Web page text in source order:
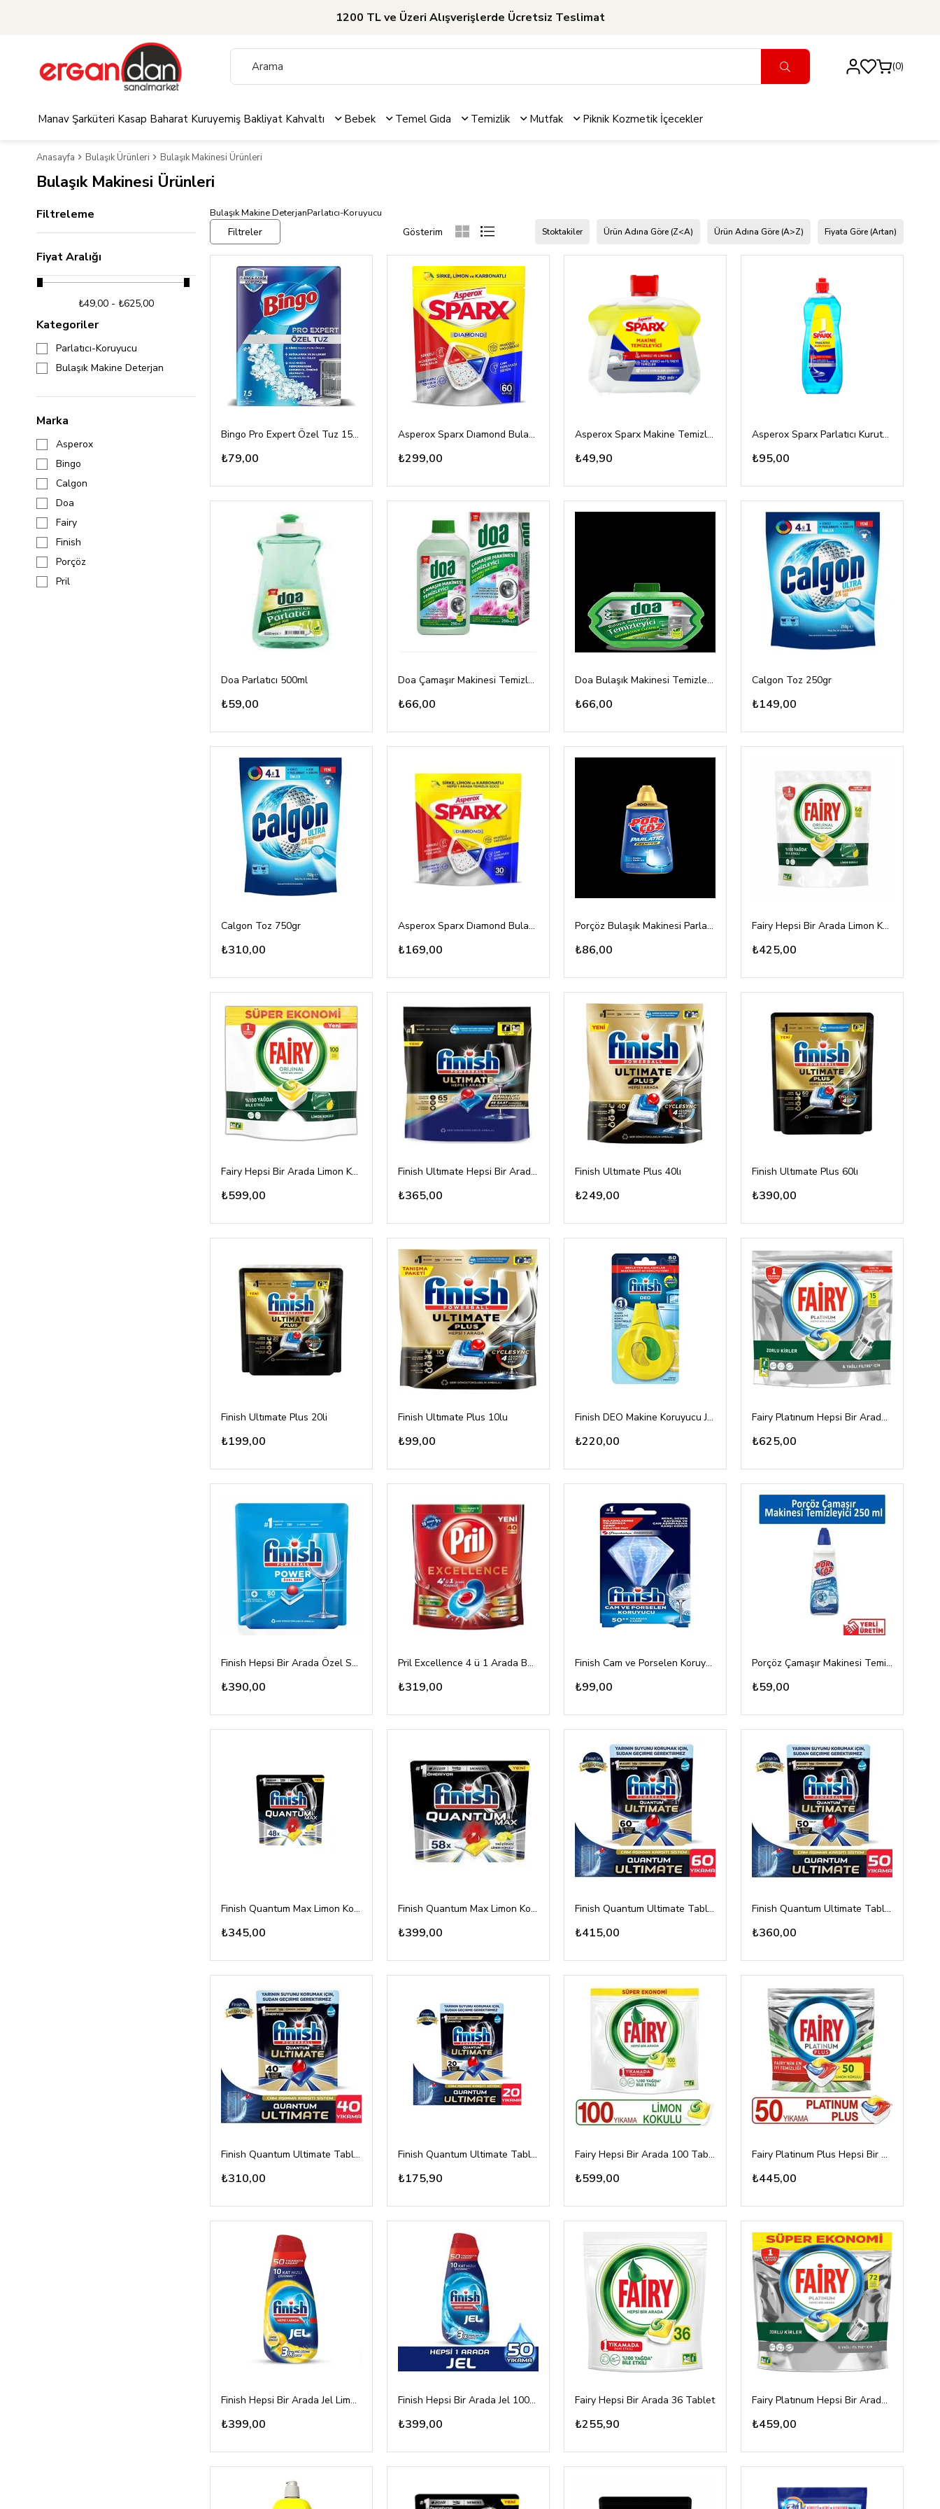
1200 TL ve Üzeri Alışverişlerde Ücretsiz Teslimat
0
Manav Şarküteri Kasap Baharat Kuruyemiş Bakliyat Kahvaltı Bebek Temel Gıda Temizlik Mutfak Piknik Kozmetik İçecekler
Anasayfa Bulaşık Ürünleri Bulaşık Makinesi Ürünleri
Bulaşık Makinesi Ürünleri
Filtreleme
Fiyat Aralığı
₺49,00 - ₺625,00
Kategoriler
Parlatıcı-Koruyucu
Bulaşık Makine Deterjan
Marka
Asperox
Bingo
Calgon
Doa
Fairy
Finish
Porçöz
Pril
Bulaşık Makine DeterjanParlatıcı-Koruyucu
Fiyata Göre (Artan)
Ürün Adına Göre (A>Z)
Ürün Adına Göre (Z<A)
Stoktakiler
Filtreler
Bingo Pro Expert Özel Tuz 1500gr
₺79,00
Asperox Sparx Dıamond Bulaşık Makina Tableti 60lı
₺299,00
Asperox Sparx Makine Temizleyici 250ml
₺49,90
Asperox Sparx Parlatıcı Kurutucu 750ml
₺95,00
Doa Parlatıcı 500ml
₺59,00
Doa Çamaşır Makinesi Temizleyici 250ml
₺66,00
Doa Bulaşık Makinesi Temizleyici 250ml
₺66,00
Calgon Toz 250gr
₺149,00
Calgon Toz 750gr
₺310,00
Asperox Sparx Dıamond Bulaşık Makina Tableti 30lu
₺169,00
Porçöz Bulaşık Makinesi Parlatıcı 500ml
₺86,00
Fairy Hepsi Bir Arada Limon Kokulu 60 Tablet
₺425,00
Fairy Hepsi Bir Arada Limon Kokulu 100 Tablet
₺599,00
Finish Ultımate Hepsi Bir Arada 65'li
₺365,00
Finish Ultımate Plus 40lı
₺249,00
Finish Ultımate Plus 60lı
₺390,00
Finish Ultımate Plus 20li
₺199,00
Finish Ultımate Plus 10lu
₺99,00
Finish DEO Makine Koruyucu Jel Limon Ferahlığı 4ml
₺220,00
Fairy Platınum Hepsi Bir Arada Platinium 15 Tablet
₺625,00
Finish Hepsi Bir Arada Özel Seri 80 Tablet
₺390,00
Pril Excellence 4 ü 1 Arada Bulaşık Makinesi Tablet 40'lı
₺319,00
Finish Cam ve Porselen Koruyucu 30gr
₺99,00
Porçöz Çamaşır Makinesi Temizleyici 250ml
₺59,00
Finish Quantum Max Limon Kokulu 48 Tablet
₺345,00
Finish Quantum Max Limon Kokulu 58 Tablet
₺399,00
Finish Quantum Ultimate Tablet 60lı
₺415,00
Finish Quantum Ultimate Tablet 50li
₺360,00
Finish Quantum Ultimate Tablet 40lı
₺310,00
Finish Quantum Ultimate Tablet 20li
₺175,90
Fairy Hepsi Bir Arada 100 Tablet
₺599,00
Fairy Platinum Plus Hepsi Bir Arada 50 Tablet
₺445,00
Finish Hepsi Bir Arada Jel Limon Kokulu 1000ml
₺399,00
Finish Hepsi Bir Arada Jel 1000ml
₺399,00
Fairy Hepsi Bir Arada 36 Tablet
₺255,90
Fairy Platınum Hepsi Bir Arada 72 Tablet
₺459,00